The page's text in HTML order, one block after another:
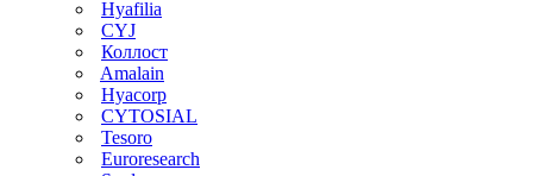
Hyafilia
CYJ
Коллост
Amalain
Hyacorp
CYTOSIAL
Tesoro
Euroresearch